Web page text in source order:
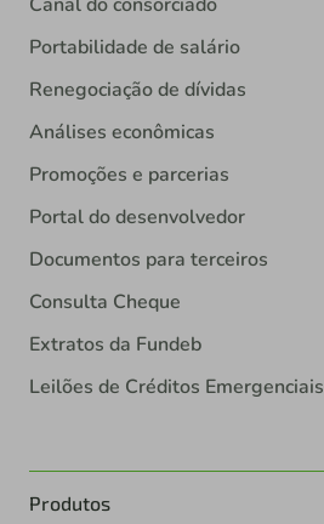
Portabilidade de salário
Renegociação de dívidas
Análises econômicas
Promoções e parcerias
Portal do desenvolvedor
Documentos para terceiros
Consulta Cheque
Extratos da Fundeb
Leilões de Créditos Emergenciais
Produtos